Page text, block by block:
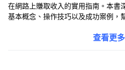
在網路上賺取收入的實用指南。本書
基本概念、操作技巧以及成功案例，
趣，都可以透過本書學習如何建立自
查看更多